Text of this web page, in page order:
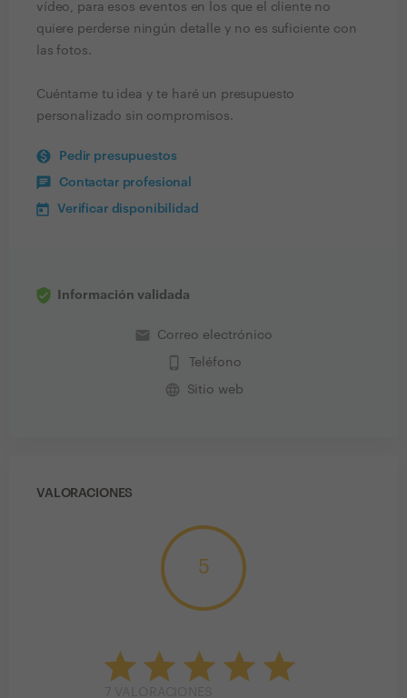
vídeo, para esos eventos en los que el cliente no
quiere perderse ningún detalle y no es suficiente con
las fotos.
Cuéntame tu idea y te haré un presupuesto
personalizado sin compromisos.
Pedir presupuestos
Contactar profesional
Verificar disponibilidad
Información validada
email Correo electrónico
phone_iphone Teléfono
language Sitio web
VALORACIONES
5